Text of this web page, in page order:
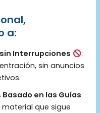
a:
Interrupciones
:
sin anuncios
en las Guías
que sigue